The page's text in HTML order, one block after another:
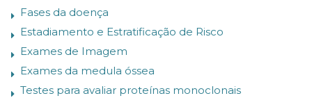
Fases da doença
Estadiamento e Estratificação de Risco
Exames de Imagem
Exames da medula óssea
Testes para avaliar proteínas monoclonais